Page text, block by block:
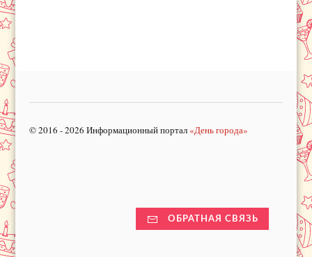
© 2016 - 2026 Информационный портал «День города»
ОБРАТНАЯ СВЯЗЬ